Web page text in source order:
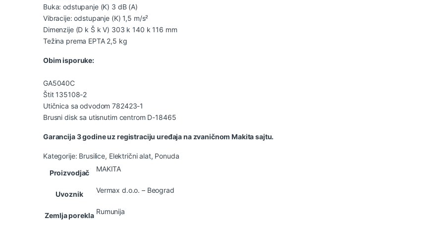
Buka: odstupanje (K) 3 dB (A)
Vibracije: odstupanje (K) 1,5 m/s²
Dimenzije (D k Š k V) 303 k 140 k 116 mm
Težina prema EPTA 2,5 kg
Obim isporuke:
GA5040C
Štit 135108-2
Utičnica sa odvodom 782423-1
Brusni disk sa utisnutim centrom D-18465
Garancija 3 godine uz registraciju uređaja na zvaničnom Makita sajtu.
Kategorije: Brusilice, Električni alat, Ponuda
Proizvodjač
MAKITA
Uvoznik Vermax d.o.o. – Beograd
Zemlja porekla Rumunija